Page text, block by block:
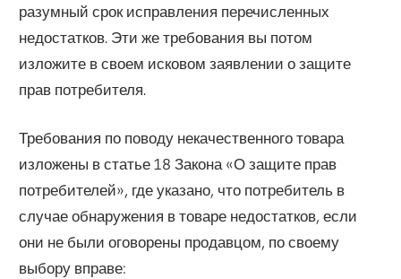
разумный срок исправления перечисленных
недостатков. Эти же требования вы потом
изложите в своем исковом заявлении о защите
прав потребителя.
Требования по поводу некачественного товара
изложены в статье 18 Закона «О защите прав
потребителей», где указано, что потребитель в
случае обнаружения в товаре недостатков, если
они не были оговорены продавцом, по своему
выбору вправе: